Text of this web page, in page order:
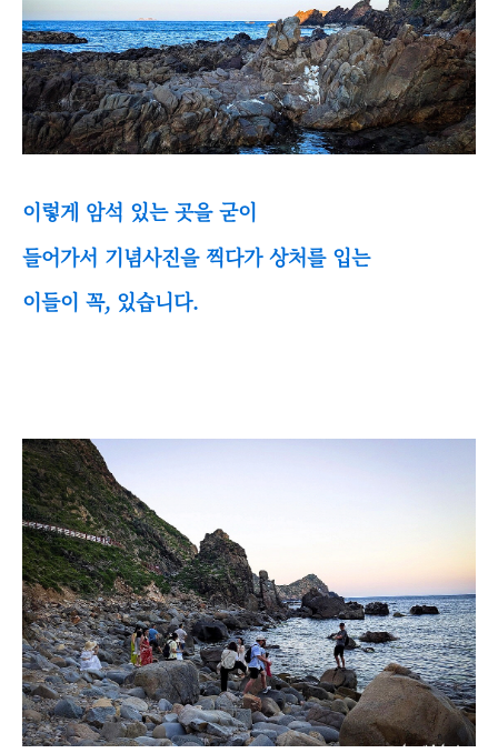
이렇게 암석 있는 곳을 굳이
들어가서 기념사진을 찍다가 상처를 입는
이들이 꼭, 있습니다.